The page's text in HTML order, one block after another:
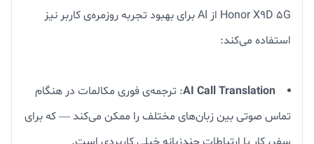
Honor X9D 5G از AI برای بهبود تجربه روزمره‌ی کاربر نیز
استفاده می‌کند:
AI Call Translation: ترجمه‌ی فوری مکالمات در هنگام
تماس صوتی بین زبان‌های مختلف را ممکن می‌کند — که برای